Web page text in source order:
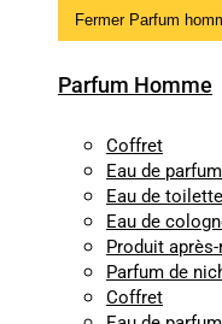
Fermer Parfum
Parfum Homme
Coffret
Eau de parfum
Eau de toilette
Eau de
Produit
Parfum de
Coffret